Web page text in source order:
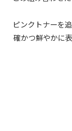
ピンクトナーを
確かつ鮮やかに